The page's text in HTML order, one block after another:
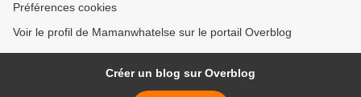
Préférences cookies
Voir le profil de Mamanwhatelse sur le portail Overblog
Créer un blog sur Overblog